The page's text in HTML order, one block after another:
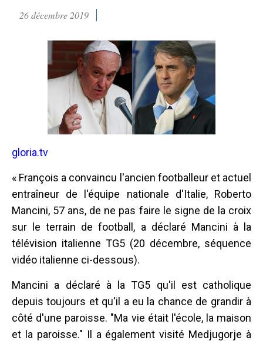
26 décembre 2019
gloria.tv
« François a convaincu l'ancien footballeur et actuel
entraîneur de l'équipe nationale d'Italie, Roberto
Mancini, 57 ans, de ne pas faire le signe de la croix
sur le terrain de football, a déclaré Mancini à la
télévision italienne TG5 (20 décembre, séquence
vidéo italienne ci-dessous).
Mancini a déclaré à la TG5 qu'il est catholique
depuis toujours et qu'il a eu la chance de grandir à
côté d'une paroisse. "Ma vie était l'école, la maison
et la paroisse." Il a également visité Medjugorje à